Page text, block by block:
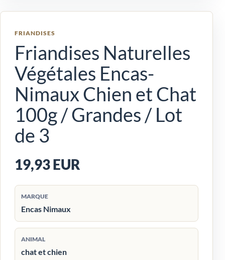
FRIANDISES
Friandises Naturelles
Végétales Encas-
Nimaux Chien et Chat
100g / Grandes / Lot
de 3
19,93 EUR
MARQUE
Encas Nimaux
ANIMAL
chat et chien